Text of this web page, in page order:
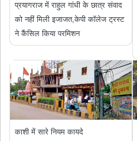
प्रयागराज में राहुल गांधी के छात्र संवाद
को नहीं मिली इजाजत,केपी कॉलेज ट्रस्ट
ने कैंसिल किया परमिशन
काशी में सारे नियम कायदे